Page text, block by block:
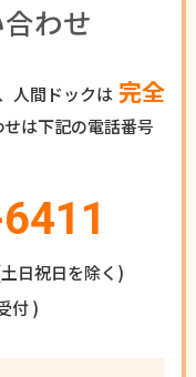
わせ
人間ドックは 完全
は下記の電話番号
日祝日を除く)
付 )